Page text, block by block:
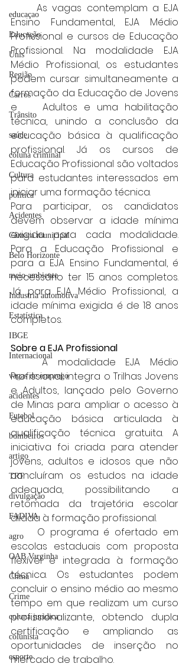
educaçao
Educação
Unis
Região
Carros
Trânsito
saúde
coluna criminal
Cultura
politica
Acidentes
Câmara municipal
Belo Horizonte
meio ambiente
Industria automotiva
Estatística
IBGE
Internacional
vagas de emprego
acidentes
Futebol
bombeiros
artigo
TRT
divulgação
FADIVA
agro
OAB Varginha
Clima
Crime
coluna juridica
colunista
esporte
	As vagas contemplam a EJA
Ensino Fundamental, EJA Médio
Profissional e cursos de Educação
Profissional. Na modalidade EJA
Médio Profissional, os estudantes
podem cursar simultaneamente a
formação da Educação de Jovens
e 	Adultos e uma habilitação
técnica, unindo a conclusão da
educação básica à qualificação
profissional. Já os cursos de
Educação Profissional são voltados
para estudantes interessados em
iniciar uma formação técnica.
Para participar, os candidatos
devem observar a idade mínima
exigida para cada modalidade.
Para a Educação Profissional e
para a EJA Ensino Fundamental, é
necessário ter 15 anos completos.
Já para EJA Médio Profissional, a
idade mínima exigida é de 18 anos
completos.
Sobre a EJA Profissional
	A modalidade EJA Médio
Profissional integra o Trilhas Jovens
e Adultos, lançado pelo Governo
de Minas para ampliar o acesso à
educação básica articulada à
qualificação técnica gratuita. A
iniciativa foi criada para atender
jovens, adultos e idosos que não
concluíram os estudos na idade
adequada, possibilitando a
retomada da trajetória escolar
aliada à formação profissional.
	O programa é ofertado em
escolas estaduais com proposta
flexível e integrada à formação
técnica. Os estudantes podem
concluir o ensino médio ao mesmo
tempo em que realizam um curso
profissionalizante, obtendo dupla
certificação e ampliando as
oportunidades de inserção no
mercado de trabalho.